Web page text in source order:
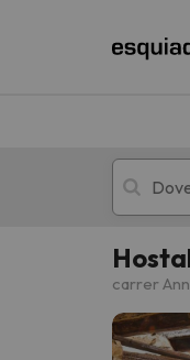
carrer